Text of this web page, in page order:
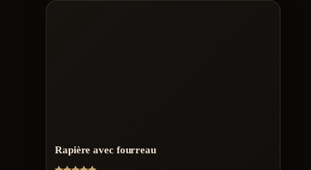
Rapière avec fourreau